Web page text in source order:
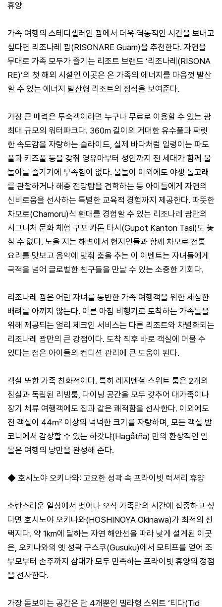
휴양
가족 여행의 스테디셀러인 괌에서 더욱 역동적인 시간을 보내고
싶다면 리조나레 괌(RISONARE Guam)을 추천한다. 자연을
무대로 가족 모두가 즐기는 리조트 브랜드 ‘리조나레(RISONA
RE)’의 첫 해외 시설인 이곳은 온 가족의 에너지를 마음껏 발산
할 수 있는 에너지 발산형 리조트의 정석을 보여준다.
가장 큰 매력은 투숙객이라면 누구나 무료로 이용할 수 있는 괌
최대 규모의 워터파크다. 360m 길이의 거대한 유수풀과 짜릿
한 속도감을 자랑하는 슬라이드, 실제 바다처럼 일렁이는 파도
풀과 키즈풀 등을 갖춰 영유아부터 성인까지 전 세대가 함께 물
놀이를 즐기기에 부족함이 없다. 물놀이 이외에도 야생 돌고래
를 관찰하거나 해중 전망탑을 견학하는 등 아이들에게 자연의
신비로움을 선사하는 특별한 교육적 경험까지 제공한다. 따뜻한
차모로(Chamoru)식 환대를 경험할 수 있는 리조나레 괌만의
시그니처 문화 체험 구포 카톤 타시(Gupot Kanton Tasi)도 놓
칠 수 없다. 노을 지는 해변에서 현지인들과 함께 차모로 전통
요리를 맛보고 음악에 맞춰 춤을 추는 이 이벤트는 자녀들에게
국적을 넘어 글로벌한 친구들을 만날 수 있는 소중한 기회다.
리조나레 괌은 어린 자녀를 동반한 가족 여행객을 위한 세심한
배려를 아끼지 않는다. 이른 아침 비행기로 도착하는 가족들을
위해 제공되는 얼리 체크인 서비스는 다른 리조트와 차별화되는
리조나레 괌만의 큰 강점이다. 도착 직후 바로 객실에 머물 수
있다는 점은 아이들의 컨디션 관리에 큰 도움이 된다.
객실 또한 가족 친화적이다. 특히 레지덴셜 스위트 룸은 2개의
침실과 독립된 리빙룸, 다이닝 공간을 모두 갖추어 대가족이나
장기 체류 여행객에도 집과 같은 쾌적함을 선사한다. 이외에도
전 객실이 44㎡ 이상의 넉넉한 크기를 자랑하며, 모든 객실 발
코니에서 감상할 수 있는 하갓냐(Hagåtña) 만의 환상적인 일
몰은 여행의 낭만을 완성해 준다.
◆ 호시노야 오키나와: 고요한 성곽 속 프라이빗 럭셔리 휴양
소란스러운 일상에서 벗어나 오직 가족만의 시간에 집중하고 싶
다면 호시노야 오키나와(HOSHINOYA Okinawa)가 최적의 선
택지다. 약 1km에 달하는 자연 해안선을 따라 낮게 설계된 이곳
은, 오키나와의 옛 성곽 구스쿠(Gusuku)에서 모티프를 얻어 조
부모부터 손주까지 삼대가 모두 만족하는 프라이빗 휴양의 정점
을 선사한다.
가장 돋보이는 공간은 단 4개뿐인 빌라형 스위트 ‘티다(Tid